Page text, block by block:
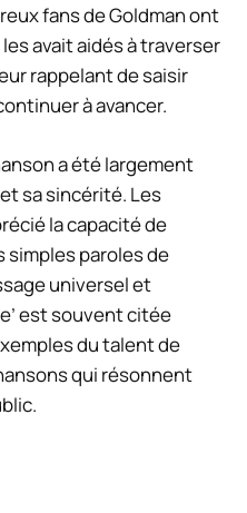
fans de Goldman ont
avait aidés à traverser
rappelant de saisir
à avancer.
a été largement
sa sincérité. Les
la capacité de
simples paroles de
universel et
est souvent citée
du talent de
qui résonnent